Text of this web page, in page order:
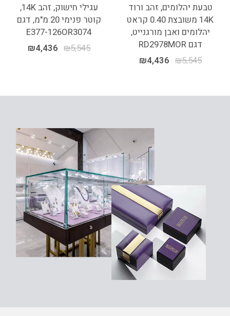
טבעת יהלומים, זהב ורוד
14K משובצת 0.40 קראט
יהלומים ואבן מורגנייט,
דגם RD2978MOR
₪5,545
₪4,436
עגילי חישוק, זהב 14K,
קוטר פנימי 20 מ"מ, דגם
E377-126OR3074
₪5,545
₪4,436